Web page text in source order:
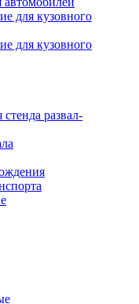
для кузовного
для кузовного
развал-